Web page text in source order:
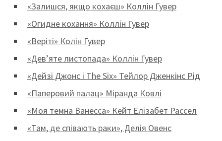
«Залишся, якщо кохаєш» Коллін Гувер
«Огидне кохання» Коллін Гувер
«Веріті» Колін Гувер
«Дев’яте листопада» Коллін Гувер
«Дейзі Джонс і The Six» Тейлор Дженкінс Рід
«Паперовий палац» Міранда Ковлі
«Моя темна Ванесса» Кейт Елізабет Рассел
«Там, де співають раки», Делія Овенс